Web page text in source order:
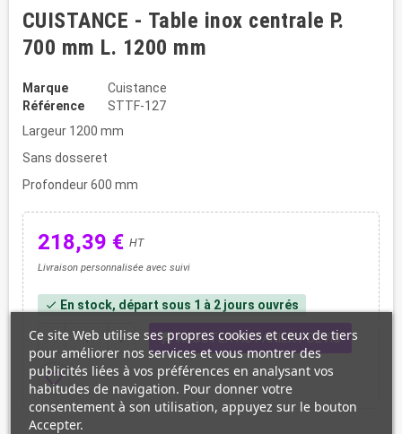
CUISTANCE - Table inox centrale P.
700 mm L. 1200 mm
Marque
Cuistance
Référence
STTF-127
Largeur 1200 mm
Sans dosseret
Profondeur 600 mm
218,39 € HT
Livraison personnalisée avec suivi
check En stock, départ sous 1 à 2 jours ouvrés
remove add shopping_cartAJOUTER AU PANIER / DEVIS
favorite_border
Ce site Web utilise ses propres cookies et ceux de tiers
pour améliorer nos services et vous montrer des
publicités liées à vos préférences en analysant vos
habitudes de navigation. Pour donner votre
consentement à son utilisation, appuyez sur le bouton
Accepter.